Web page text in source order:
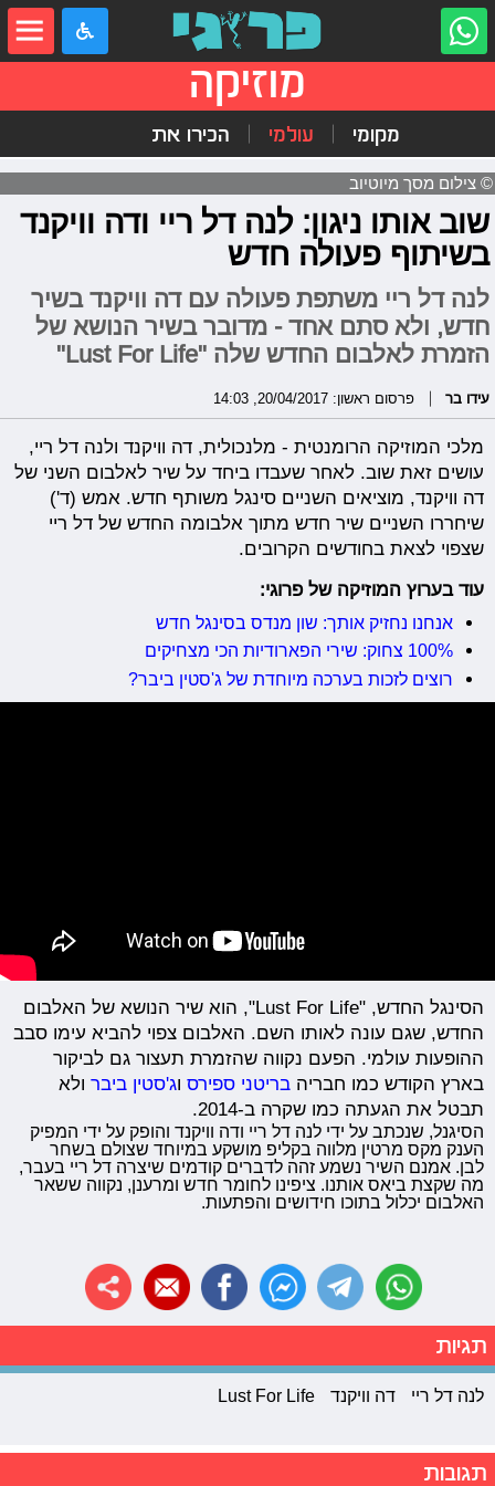
מוזיקה
מקומי עולמי הכירו את
© צילום מסך מיוטיוב
שוב אותו ניגון: לנה דל ריי ודה וויקנד
בשיתוף פעולה חדש
לנה דל ריי משתפת פעולה עם דה וויקנד בשיר
חדש, ולא סתם אחד - מדובר בשיר הנושא של
הזמרת לאלבום החדש שלה "Lust For Life"
עידו בר פרסום ראשון: 20/04/2017, 14:03
מלכי המוזיקה הרומנטית - מלנכולית, דה וויקנד ולנה דל ריי,
עושים זאת שוב. לאחר שעבדו ביחד על שיר לאלבום השני של
דה וויקנד, מוציאים השניים סינגל משותף חדש. אמש (ד')
שיחררו השניים שיר חדש מתוך אלבומה החדש של דל ריי
שצפוי לצאת בחודשים הקרובים.
עוד בערוץ המוזיקה של פרוגי:
אנחנו נחזיק אותך: שון מנדס בסינגל חדש
100% צחוק: שירי הפארודיות הכי מצחיקים
רוצים לזכות בערכה מיוחדת של ג'סטין ביבר?
הסינגל החדש, "Lust For Life", הוא שיר הנושא של האלבום
החדש, שגם עונה לאותו השם. האלבום צפוי להביא עימו סבב
ההופעות עולמי. הפעם נקווה שהזמרת תעצור גם לביקור
בארץ הקודש כמו חבריהבריטני ספירס וג'סטין ביבר ולא
תבטל את הגעתה כמו שקרה ב-2014.
הסיגנל, שנכתב על ידי לנה דל ריי ודה וויקנד והופק על ידי המפיק
הענק מקס מרטין מלווה בקליפ מושקע במיוחד שצולם בשחר
לבן. אמנם השיר נשמע זהה לדברים קודמים שיצרה דל ריי בעבר,
מה שקצת ביאס אותנו. ציפינו לחומר חדש ומרענן, נקווה ששאר
האלבום יכלול בתוכו חידושים והפתעות.
תגיות
לנה דל ריי דה וויקנד Lust For Life
תגובות